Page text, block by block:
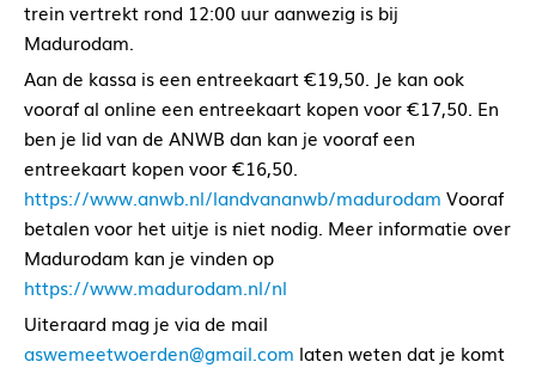
trein vertrekt rond 12:00 uur aanwezig is bij
Madurodam.
Aan de kassa is een entreekaart €19,50. Je kan ook
vooraf al online een entreekaart kopen voor €17,50. En
ben je lid van de ANWB dan kan je vooraf een
entreekaart kopen voor €16,50.
https://www.anwb.nl/landvananwb/madurodam Vooraf
betalen voor het uitje is niet nodig. Meer informatie over
Madurodam kan je vinden op
https://www.madurodam.nl/nl
Uiteraard mag je via de mail
aswemeetwoerden@gmail.com laten weten dat je komt